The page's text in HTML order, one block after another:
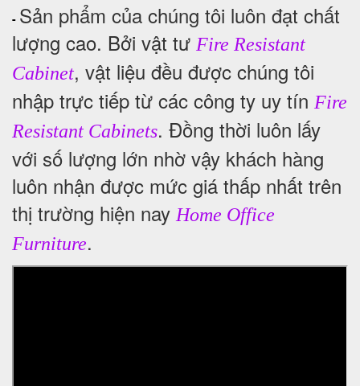
- Sản phẩm của chúng tôi luôn đạt chất
lượng cao. Bởi vật tư Fire Resistant
Cabinet, vật liệu đều được chúng tôi
nhập trực tiếp từ các công ty uy tín Fire
Resistant Cabinets. Đồng thời luôn lấy
với số lượng lớn nhờ vậy khách hàng
luôn nhận được mức giá thấp nhất trên
thị trường hiện nayHome Office
Furniture.